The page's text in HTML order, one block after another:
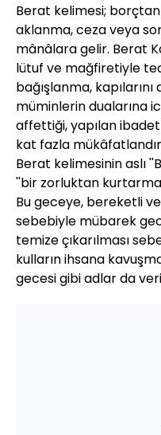
Berat kelimesi;
aklanma, ceza veya
mânâlara gelir. Berat
lütuf ve mağfiretiyle
bağışlanma,
müminlerin dualarına
affettiği, yapılan
kat fazla
Berat kelimesinin aslı
''bir zorluktan
Bu geceye, bereketli
sebebiyle mübarek
temize çıkarılması
kulların ihsana
gecesi gibi adlar da